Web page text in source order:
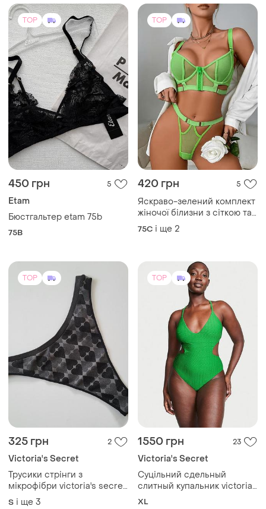
TOP
450 грн 5
Etam
Бюстгальтер etam 75b
75B
TOP
420 грн 5
Яскраво-зелений комплект
жіночої білизни з сіткою та
блискавкою, еротичний
бюстгальтер і стрінги,
білизна
75C і ще 2
TOP
325 грн 2
Victoria's Secret
Трусики стрінги з
мікрофібри victoria's secret
🔥акція! 🔥 даруємо знижку
S і ще 3
TOP
1550 грн 23
Victoria's Secret
Суцільний сдельный
слитный купальник victorias
secret
XL